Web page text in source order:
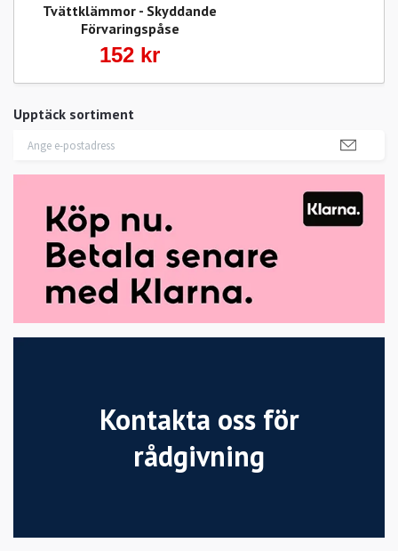
Upptäck sortiment
Kontakta oss för
rådgivning
Tvättklämmor - Skyddande
Förvaringspåse
152 kr